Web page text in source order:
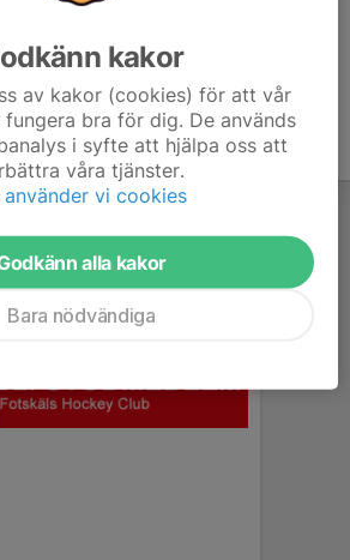
kakor
av kakor (cookies) för att vår
bra för dig. De används
i syfte att hjälpa oss att
våra tjänster.
använder vi cookies
alla kakor
Bara nödvändiga